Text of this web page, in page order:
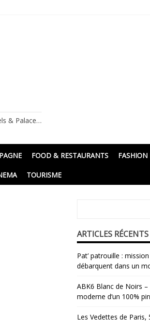
& Palace…
FOOD & RESTAURANTS FASHION
TOURISME
ARTICLES RÉCENTS
Pat’ patrouille :
débarquent dans un
ABK6 Blanc de Noirs –
moderne d’un 100%
Les Vedettes de